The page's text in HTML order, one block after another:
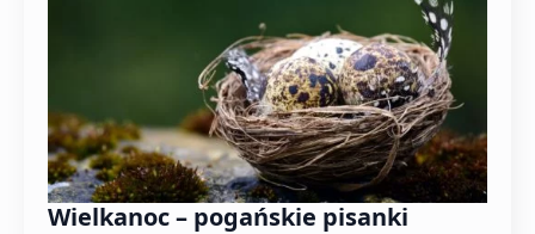
Wielkanoc – pogańskie pisanki